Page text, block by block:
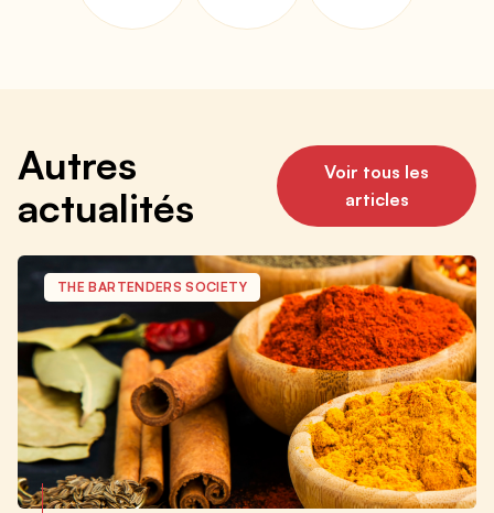
Autres
actualités
Voir tous les
articles
THE BARTENDERS SOCIETY